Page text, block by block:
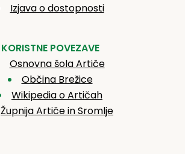
Izjava o dostopnosti
KORISTNE POVEZAVE
Osnovna šola Artiče
Občina Brežice
Wikipedia o Artičah
Župnija Artiče in Sromlje